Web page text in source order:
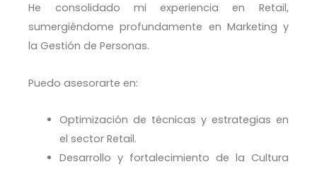
He consolidado mi experiencia en Retail,
sumergiéndome profundamente en Marketing y
la Gestión de Personas.
Puedo asesorarte en:
Optimización de técnicas y estrategias en
el sector Retail.
Desarrollo y fortalecimiento de la Cultura